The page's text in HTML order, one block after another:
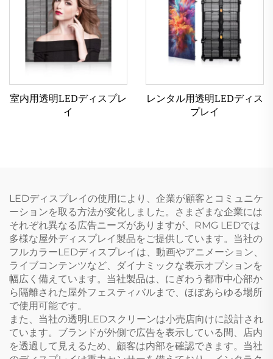
室内用透明LEDディスプレ
イ
レンタル用透明LEDディス
プレイ
LEDディスプレイの使用により、企業が顧客とコミュニケ
ーションを取る方法が変化しました。さまざまな企業には
それぞれ異なる広告ニーズがありますが、RMG LEDでは
多様な屋外ディスプレイ製品をご提供しています。当社の
フルカラーLEDディスプレイは、動画やアニメーション、
ライブコンテンツなど、ダイナミックな表示オプションを
幅広く備えています。当社製品は、にぎわう都市中心部か
ら隔離された屋外フェスティバルまで、ほぼあらゆる場所
で使用可能です。
また、当社の透明LEDスクリーンは小売店向けに設計され
ています。ブランドが外側で広告を表示している間、店内
を透過して見えるため、顧客は内部を確認できます。当社